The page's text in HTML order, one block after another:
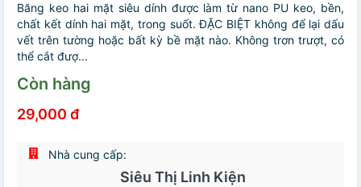
Băng keo hai mặt siêu dính được làm từ nano PU keo, bền,
chất kết dính hai mặt, trong suốt. ĐẶC BIỆT không để lại dấu
vết trên tường hoặc bất kỳ bề mặt nào. Không trơn trượt, có
thể cắt đượ...
Còn hàng
29,000 đ
Nhà cung cấp:
Siêu Thị Linh Kiện